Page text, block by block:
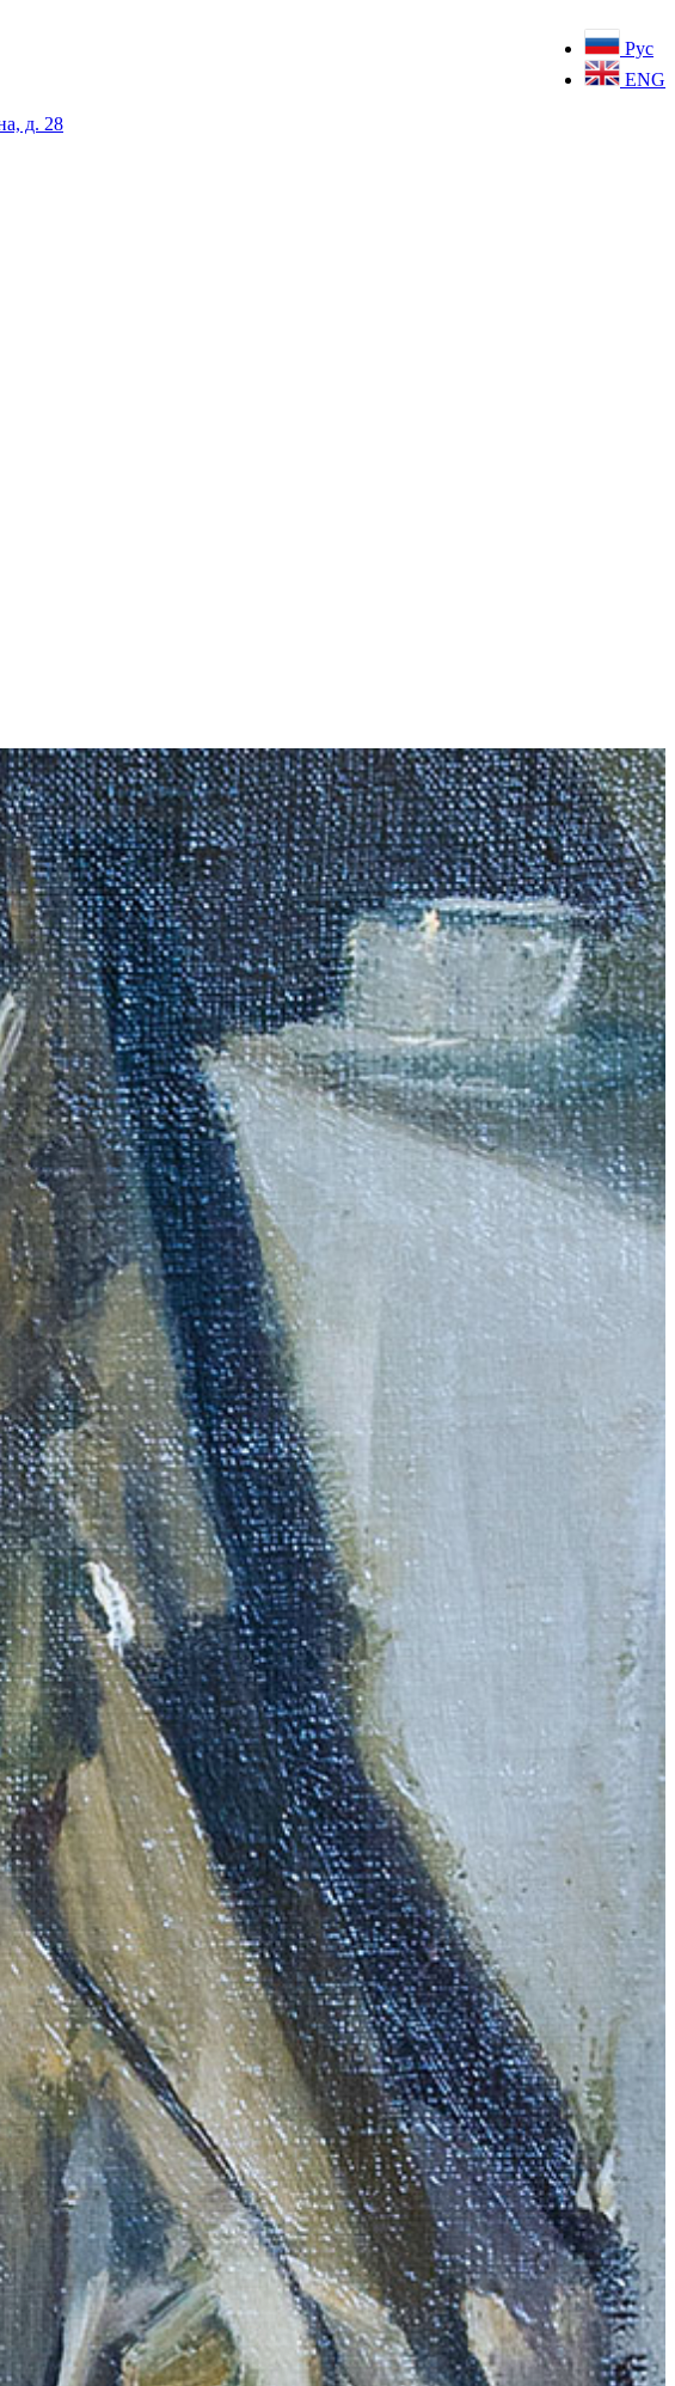
Рус
ENG
д. 28